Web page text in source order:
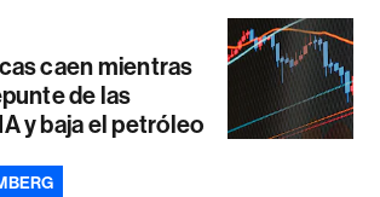
caen mientras
de las
y baja el petróleo